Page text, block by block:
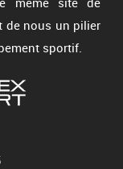
de nous un pilier
sportif.